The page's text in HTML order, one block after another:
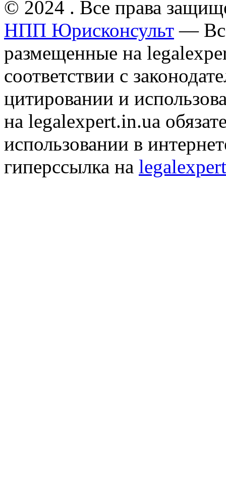
© 2024 . Все права
НПП Юрисконсульт —
размещенные на
соответствии с
цитировании и
на legalexpert.in.ua
использовании в
гиперссылка на